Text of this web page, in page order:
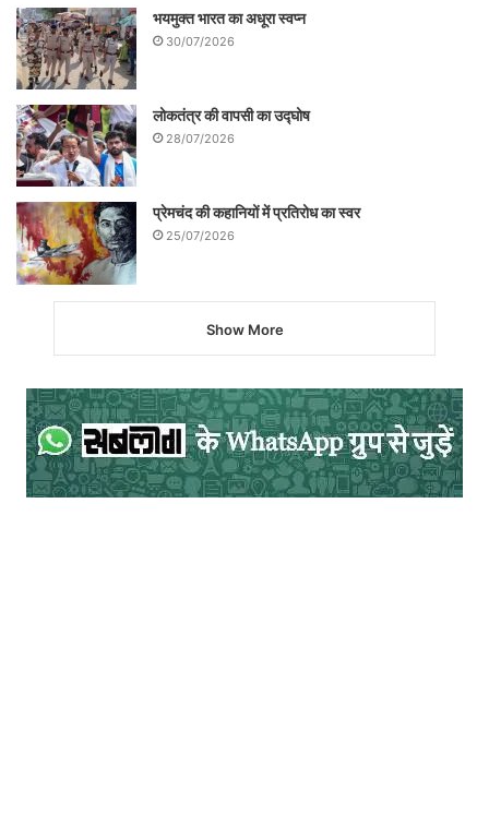
सम्पर्क- +918340248851
भयमुक्त भारत का अधूरा स्वप्न
30/07/2026
लोकतंत्र की वापसी का उद्घोष
28/07/2026
प्रेमचंद की कहानियों में प्रतिरोध का स्वर
25/07/2026
Show More